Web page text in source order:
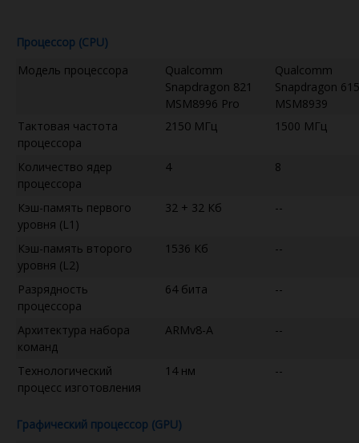
Процессор (CPU)
Модель процессора
Qualcomm
Snapdragon 821
MSM8996 Pro
Qualcomm
Snapdragon 615
MSM8939
Тактовая частота
процессора
2150 МГц 1500 МГц
Количество ядер
процессора
4 8
Кэш-память первого
уровня (L1)
32 + 32 Кб --
Кэш-память второго
уровня (L2)
1536 Кб --
Разрядность
процессора
64 бита --
Архитектура набора
команд
ARMv8-A --
Технологический
процесс изготовления
14 нм --
Графический процессор (GPU)